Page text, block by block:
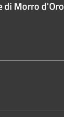
di Morro d'Oro